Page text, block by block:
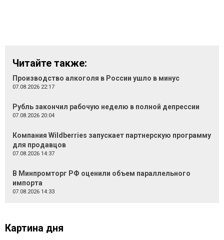
Читайте также:
Производство алкоголя в России ушло в минус
07.08.2026 22:17
Рубль закончил рабочую неделю в полной депрессии
07.08.2026 20:04
Компания Wildberries запускает партнерскую программу
для продавцов
07.08.2026 14:37
В Минпромторг РФ оценили объем параллельного
импорта
07.08.2026 14:33
Картина дня